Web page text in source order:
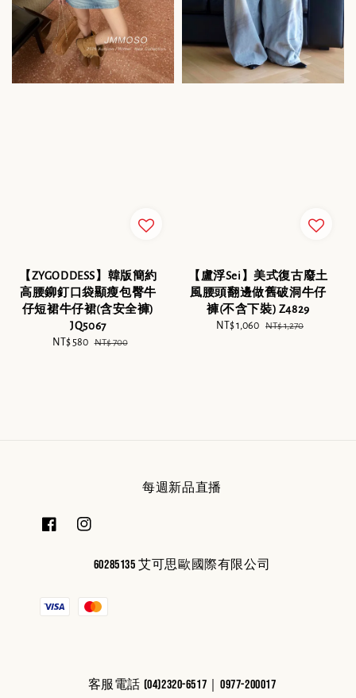
【ZYGODDESS】韓版簡約
高腰鉚釘口袋顯瘦包臀牛
仔短裙牛仔裙(含安全褲)
JQ5067
Sale
NT$ 580 Regular
NT$ 700
【盧浮Sei】美式復古廢土
風腰頭翻邊做舊破洞牛仔
褲(不含下裝) Z4829
Sale
NT$ 1,060 Regular
NT$ 1,270
每週新品直播
60285135 艾可思歐國際有限公司
客服電話 (04)2320-6517｜0977-200017